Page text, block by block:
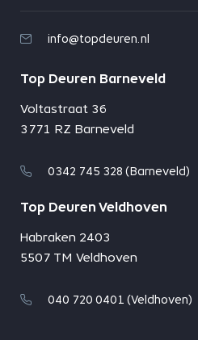
info@topdeuren.nl
Top Deuren Barneveld
Voltastraat 36
3771 RZ Barneveld
0342 745 328 (Barneveld)
Top Deuren Veldhoven
Habraken 2403
5507 TM Veldhoven
040 720 0401 (Veldhoven)